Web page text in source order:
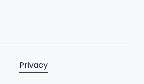
Privacy